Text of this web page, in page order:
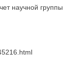
научной группы